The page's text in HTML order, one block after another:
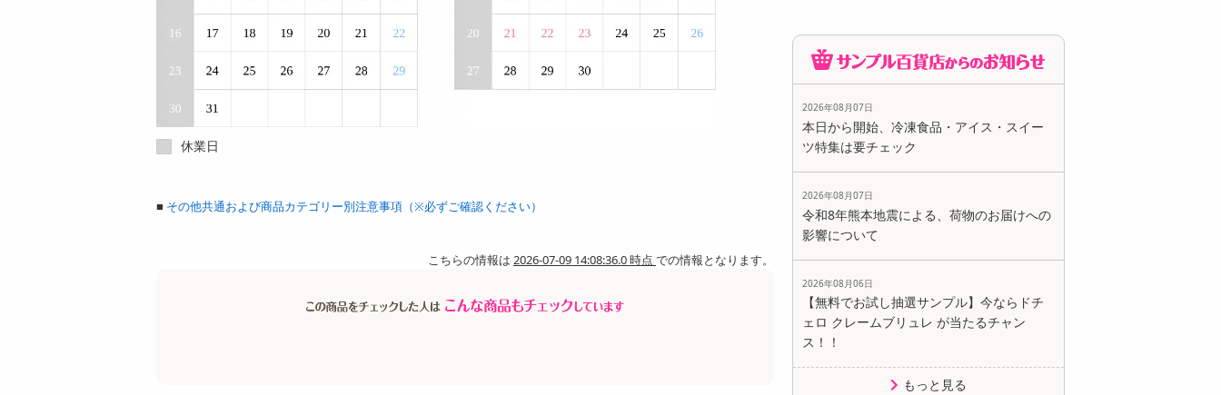
休業日
■ その他共通および商品カテゴリー別注意事項（※必ずご確認ください）
こちらの情報は 2026-07-09 14:08:36.0 時点 での情報となります。
2026年08月07日
本日から開始、冷凍食品・アイス・スイー
ツ特集は要チェック
2026年08月07日
令和8年熊本地震による、荷物のお届けへの
影響について
2026年08月06日
【無料でお試し抽選サンプル】今ならドチ
ェロ クレームブリュレ が当たるチャン
ス！！
もっと見る